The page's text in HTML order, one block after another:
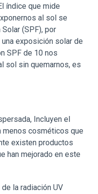
índice que mide
al sol se
(SPF), por
exposición solar de
SPF de 10 nos
sol sin quemarnos, es
Incluyen el
menos cosméticos que
existen productos
han mejorado en este
la radiación UV